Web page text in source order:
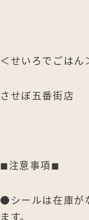
＜せいろでごはん
させぼ五番街店
◼︎注意事項◼︎
●シールは在庫が
ます。